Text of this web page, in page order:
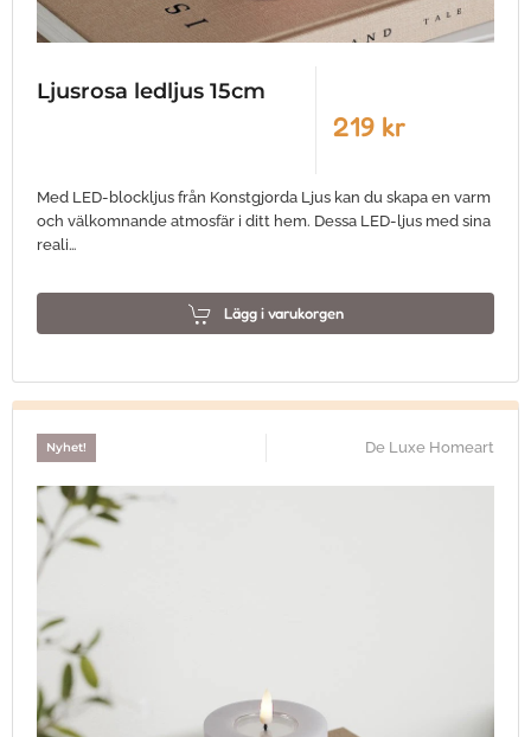
Ljusrosa ledljus 15cm
219 kr
Med LED-blockljus från Konstgjorda Ljus kan du skapa en varm
och välkomnande atmosfär i ditt hem. Dessa LED-ljus med sina
reali…
Lägg i varukorgen
Nyhet! De Luxe Homeart